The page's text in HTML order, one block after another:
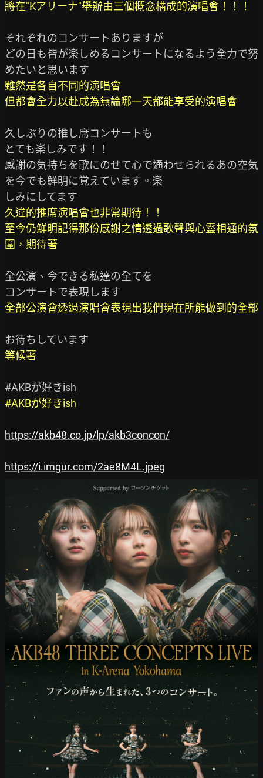
將在"Kアリーナ"舉辦由三個概念構成的演唱會！！！
それぞれのコンサートありますが
どの日も皆が楽しめるコンサートになるよう全力で努
雖然是各自不同的演唱會
但都會全力以赴成為無論哪一天都能享受的演唱會
久しぶりの推し席コンサートも
とても楽しみです！！
感謝の気持ちを歌にのせて心で通わせられるあの空気
を今でも鮮明に覚えています。楽
久違的推席演唱會也非常期待！！
至今仍鮮明記得那份感謝之情透過歌聲與心靈相通的氛
圍，期待著
全公演、今できる私達の全てを
全部公演會透過演唱會表現出我們現在所能做到的全部
等候著
#AKBが好きish
https://akb48.co.jp/lp/akb3concon/
https://i.imgur.com/2ae8M4L.jpeg